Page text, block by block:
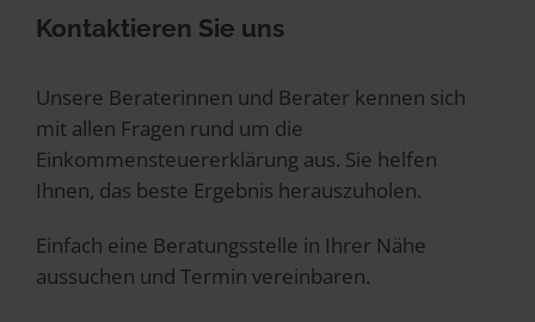
Kontaktieren Sie uns
Unsere Beraterinnen und Berater kennen sich
mit allen Fragen rund um die
Einkommensteuererklärung aus. Sie helfen
Ihnen, das beste Ergebnis herauszuholen.
Einfach eine Beratungsstelle in Ihrer Nähe
aussuchen und Termin vereinbaren.